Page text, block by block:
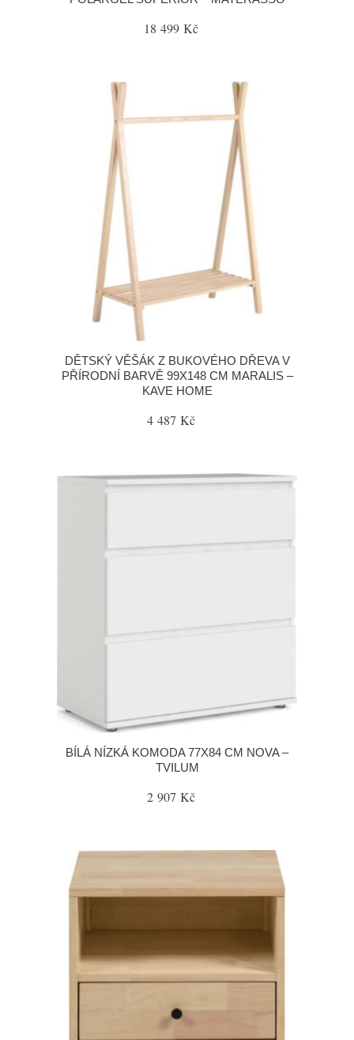
18 499 Kč
DĚTSKÝ VĚŠÁK Z BUKOVÉHO DŘEVA V
PŘÍRODNÍ BARVĚ 99X148 CM MARALIS –
KAVE HOME
4 487 Kč
BÍLÁ NÍZKÁ KOMODA 77X84 CM NOVA –
TVILUM
2 907 Kč